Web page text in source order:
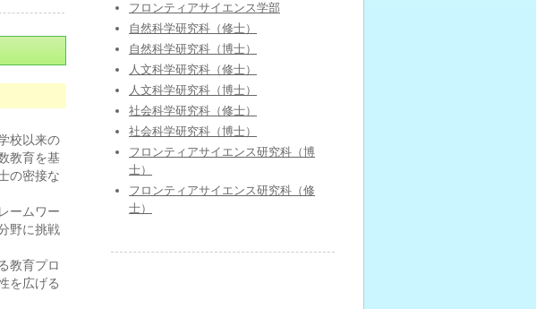
校以来の
教育を基
の密接な
ームワー
野に挑戦
教育プロ
を広げる
フロンティアサイエンス学部
自然科学研究科（修士）
自然科学研究科（博士）
人文科学研究科（修士）
人文科学研究科（博士）
社会科学研究科（修士）
社会科学研究科（博士）
フロンティアサイエンス研究科（博
士）
フロンティアサイエンス研究科（修
士）